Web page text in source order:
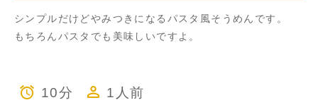
シンプルだけどやみつきになるパスタ風そうめんです。
もちろんパスタでも美味しいですよ。
10分 1人前